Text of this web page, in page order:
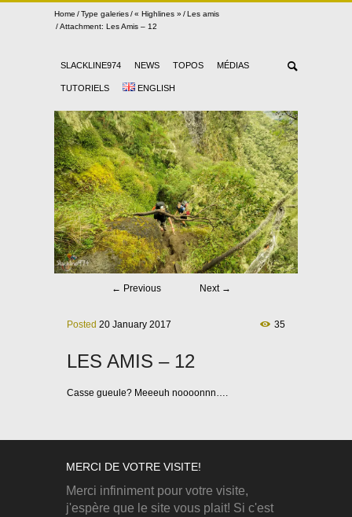
Home Type galeries « Highlines »
Les amis
Attachment: Les Amis – 12
SLACKLINE974 NEWS TOPOS MÉDIAS
TUTORIELS ENGLISH
← Previous Next →
Posted 20 January 2017 35
LES AMIS – 12
Casse gueule? Meeeuh noooonnn….
MERCI DE VOTRE VISITE!
Merci infiniment pour votre visite,
j'espère que le site vous plait! Si c'est